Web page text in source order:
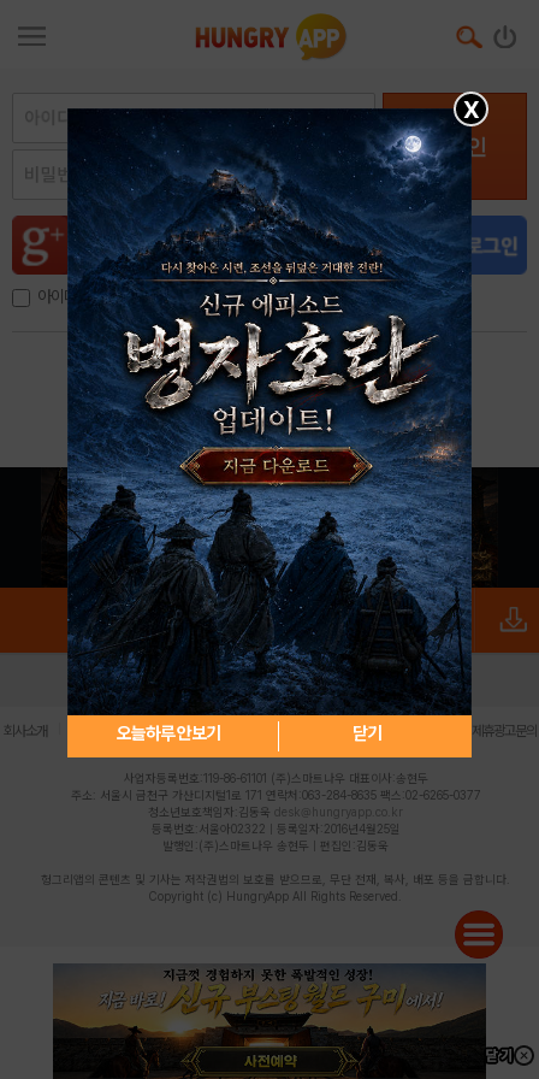
로그인
아이디, 이메일 저장
아이디 / 비밀번호 찾기 회원가입
X
오늘하루 안보기 닫기
로그인 PC버전 전체앱
회사소개 | 개인정보 처리방침 불법촬영물 신고센터 제휴광고문의
사업자등록번호:119-86-61101 (주)스마트나우 대표이사:송현두
주소: 서울시 금천구 가산디지털1로 171 연락처:063-284-8635 팩스:02-6265-0377
청소년보호책임자:김동욱 desk@hungryapp.co.kr
등록번호:서울아02322 | 등록일자:2016년4월25일
발행인:(주)스마트나우 송현두 | 편집인:김동욱
헝그리앱의 콘텐츠 및 기사는 저작권법의 보호를 받으므로, 무단 전재, 복사, 배포 등을 금합니다.
Copyright (c) HungryApp All Rights Reserved.